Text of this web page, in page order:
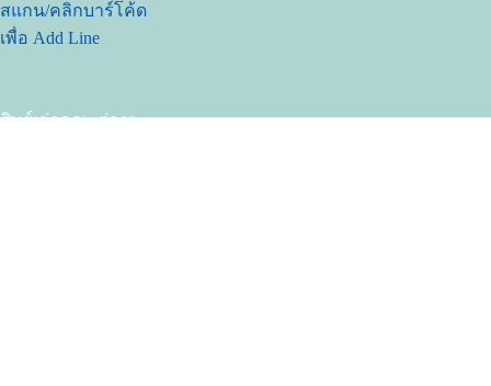
สแกน/คลิกบาร์โค้ด
เพื่อ Add Line
ศิษย์เก่าคณะต่างๆ